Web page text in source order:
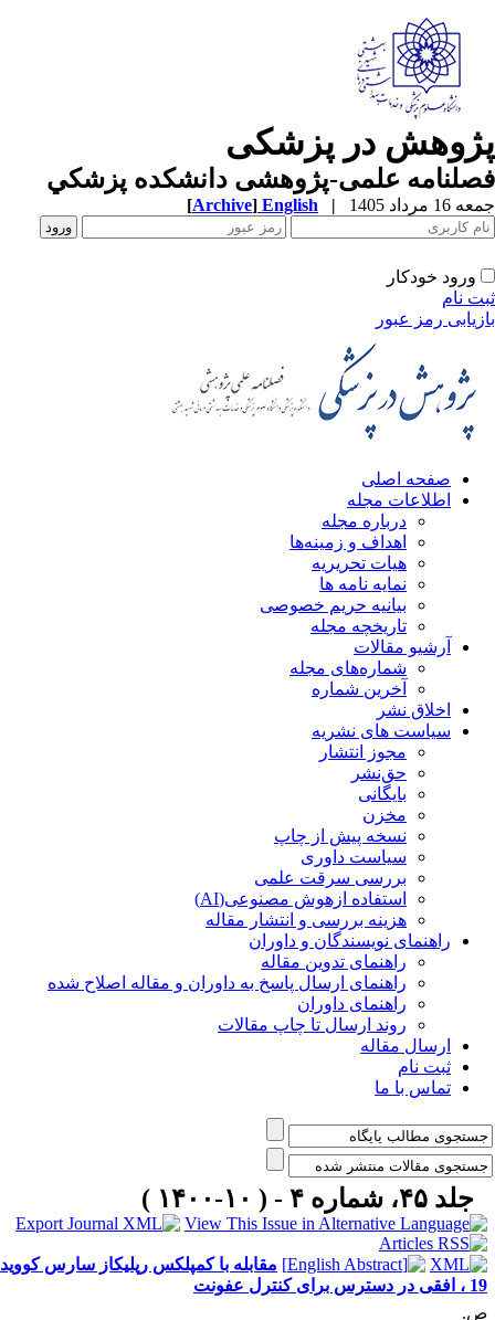
در پزشکی
علمی-پژوهشی دانشکده پزشکي
مرداد 1405 |
English
[Archive]
ورود خودکار
نام
رمز عبور
صفحه اصلی
اطلاعات مجله
درباره مجله
اهداف و زمینه‌ها
هیات تحریریه
نمایه نامه ها
بیانیه حریم خصوصی
تاریخچه مجله
آرشیو مقالات
شماره‌های مجله
آخرین شماره
اخلاق نشر
سیاست های نشریه
مجوز انتشار
حق‌نشر
بایگانی
مخزن
نسخه پیش از چاپ
سیاست داوری
بررسی سرقت علمی
استفاده ازهوش مصنوعی(AI)
هزینه بررسی و انتشار مقاله
راهنمای نویسندگان و داوران
راهنمای تدوین مقاله
راهنمای ارسال پاسخ به داوران و مقاله اصلاح شده
راهنمای داوران
روند ارسال تا چاپ مقالات
ارسال مقاله
ثبت نام
تماس با ما
جلد ۴۵، شماره ۴ - ( ۱۰-۱۴۰۰ )
مقابله با کمپلکس رپلیکاز سارس کووید-
برای کنترل عفونت